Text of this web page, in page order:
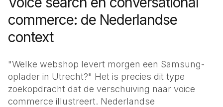
commerce: de Nederlandse
context
"Welke webshop levert morgen een Samsung-
oplader in Utrecht?" Het is precies dit type
zoekopdracht dat de verschuiving naar voice
commerce illustreert. Nederlandse